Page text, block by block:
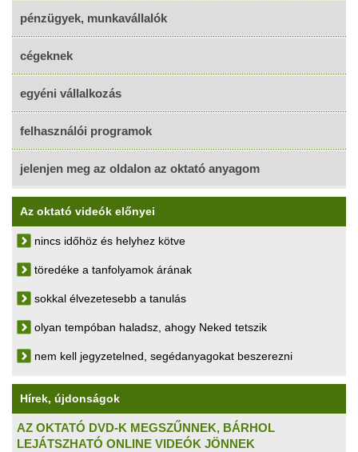
pénzügyek, munkavállalók
cégeknek
egyéni vállalkozás
felhasználói programok
jelenjen meg az oldalon az oktató anyagom
Az oktató videók előnyei
nincs időhöz és helyhez kötve
töredéke a tanfolyamok árának
sokkal élvezetesebb a tanulás
olyan tempóban haladsz, ahogy Neked tetszik
nem kell jegyzetelned, segédanyagokat beszerezni
Hírek, újdonságok
AZ OKTATÓ DVD-K MEGSZŰNNEK, BÁRHOL
LEJÁTSZHATÓ ONLINE VIDEÓK JÖNNEK